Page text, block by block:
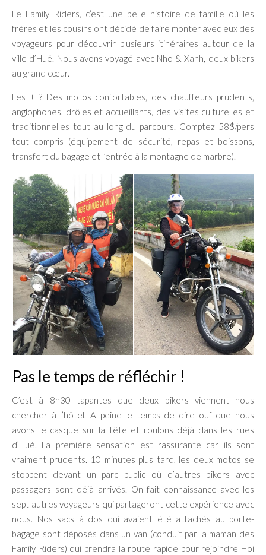
Le Family Riders, c’est une belle histoire de famille où les
frères et les cousins ont décidé de faire monter avec eux des
voyageurs pour découvrir plusieurs itinéraires autour de la
ville d’Hué. Nous avons voyagé avec Nho & Xanh, deux bikers
au grand cœur.
Les + ? Des motos confortables, des chauffeurs prudents,
anglophones, drôles et accueillants, des visites culturelles et
traditionnelles tout au long du parcours. Comptez 58$/pers
tout compris (équipement de sécurité, repas et boissons,
transfert du bagage et l’entrée à la montagne de marbre).
Pas le temps de réfléchir !
C’est à 8h30 tapantes que deux bikers viennent nous
chercher à l’hôtel. A peine le temps de dire ouf que nous
avons le casque sur la tête et roulons déjà dans les rues
d’Hué. La première sensation est rassurante car ils sont
vraiment prudents. 10 minutes plus tard, les deux motos se
stoppent devant un parc public où d’autres bikers avec
passagers sont déjà arrivés. On fait connaissance avec les
sept autres voyageurs qui partageront cette expérience avec
nous. Nos sacs à dos qui avaient été attachés au porte-
bagage sont déposés dans un van (conduit par la maman des
Family Riders) qui prendra la route rapide pour rejoindre Hoi